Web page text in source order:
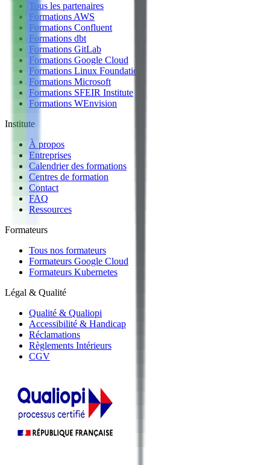
Tous les partenaires
Formations AWS
Formations Confluent
Formations dbt
Formations GitLab
Formations Google Cloud
Formations Linux Foundation
Formations Microsoft
Formations SFEIR Institute
Formations WEnvision
Institute
À propos
Entreprises
Calendrier des formations
Centres de formation
Contact
FAQ
Ressources
Formateurs
Tous nos formateurs
Formateurs Google Cloud
Formateurs Kubernetes
Légal & Qualité
Qualité & Qualiopi
Accessibilité & Handicap
Réclamations
Règlements Intérieurs
CGV